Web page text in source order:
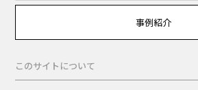
事例紹介
このサイトについて